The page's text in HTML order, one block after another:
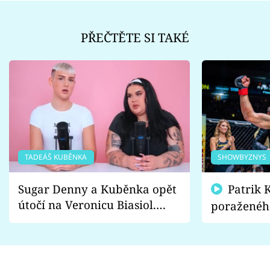
PŘEČTĚTE SI TAKÉ
TADEÁŠ KUBĚNKA
Sugar Denny a Kuběnka opět
útočí na Veronicu Biasiol.
Proč je podle nich falešná a
SHOWBYZNYS
fanoušci